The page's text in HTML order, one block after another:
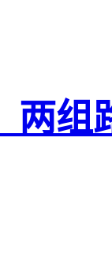
两组